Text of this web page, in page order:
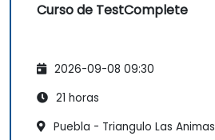
Curso de TestComplete
2026-09-08 09:30
21 horas
Puebla - Triangulo Las Animas